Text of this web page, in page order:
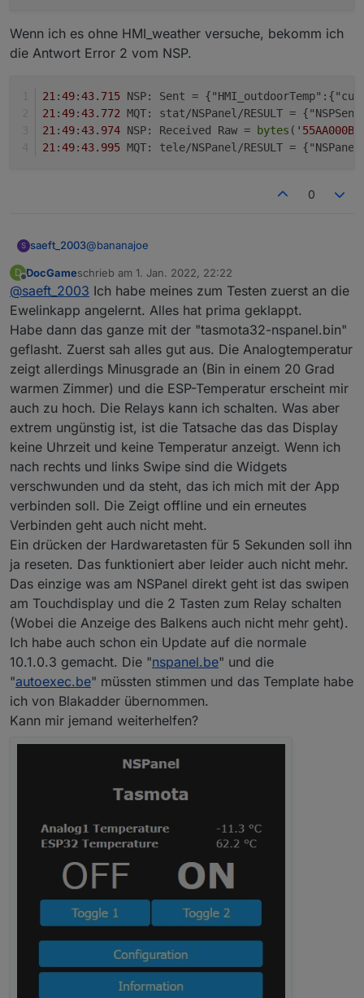
    </value>
  </block>
*/
Export:
    <field name="LOG"></field>
<field name="WITH_STATEMENT">FALSE</
    <value name="ARG0">
<field name="TEXT">znil/Tests/
    </value>
    <value name="ARG1">
<shadow type="text"
Wenn ich es ohne HMI_weather versuche, bekomm ich
die Antwort Error 2 vom NSP.
21 :49:43.715 NSP: Sent =
21 :49:43.772 MQT: stat/NSPanel/RESULT =
21 :49:43.974 NSP: Received Raw = bytes (
21 :49:43.995 MQT: tele/NSPanel/RESULT =
0
S saeft_2003@bananajoe
Ich habe noch einen weg über http gefunden. so
z.b.
Jetzt will ich hier nur die HMI-outdoorTemp setzen
und nicht HMI_weather.
Wenn ich es ohne HMI_weather versuche,
bekomm ich die Antwort Error 2 vom NSP.
21:49:43.715 NSP: Sent =
21:49:43.772 MQT: stat/NSPanel/RESULT =
21:49:43.974 NSP: Received Raw =
D
Offline
DocGameschrieb am 1. Jan. 2022, 22:22
zuletzt editiert von
@saeft_2003 Ich habe meines zum Testen zuerst an die
Ewelinkapp angelernt. Alles hat prima geklappt.
Habe dann das ganze mit der "tasmota32-nspanel.bin"
geflasht. Zuerst sah alles gut aus. Die Analogtemperatur
zeigt allerdings Minusgrade an (Bin in einem 20 Grad
warmen Zimmer) und die ESP-Temperatur erscheint mir
auch zu hoch. Die Relays kann ich schalten. Was aber
extrem ungünstig ist, ist die Tatsache das das Display
keine Uhrzeit und keine Temperatur anzeigt. Wenn ich
nach rechts und links Swipe sind die Widgets
verschwunden und da steht, das ich mich mit der App
verbinden soll. Die Zeigt offline und ein erneutes
Verbinden geht auch nicht meht.
Ein drücken der Hardwaretasten für 5 Sekunden soll ihn
ja reseten. Das funktioniert aber leider auch nicht mehr.
Das einzige was am NSPanel direkt geht ist das swipen
am Touchdisplay und die 2 Tasten zum Relay schalten
(Wobei die Anzeige des Balkens auch nicht mehr geht).
Ich habe auch schon ein Update auf die normale
10.1.0.3 gemacht. Die "nspanel.be" und die
"autoexec.be" müssten stimmen und das Template habe
ich von Blakadder übernommen.
Kann mir jemand weiterhelfen?